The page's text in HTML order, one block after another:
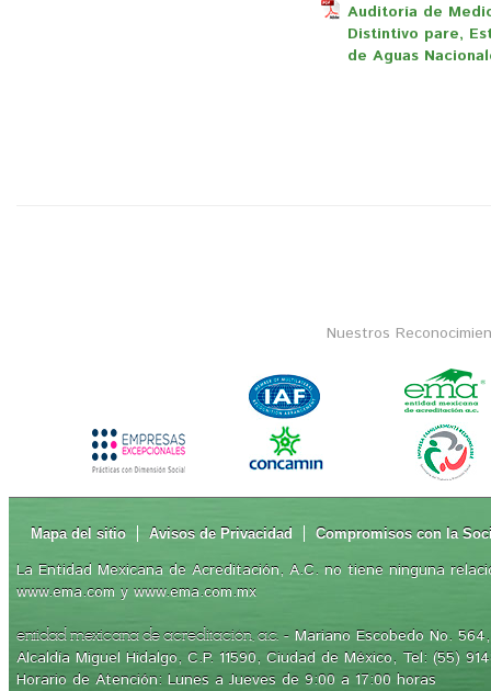
Auditoría de
Distintivo pare,
de Aguas
Nuestros
Mapa del sitio Avisos de Privacidad Compromisos con la
La Entidad Mexicana de Acreditación, A.C. no tiene ninguna
www.ema.com y www.ema.com.mx
entidad mexicana de acreditación, a.c. - Mariano Escobedo No.
Alcaldía Miguel Hidalgo, C.P. 11590, Ciudad de México, Tel: (55)
Horario de Atención: Lunes a Jueves de 9:00 a 17:00 horas